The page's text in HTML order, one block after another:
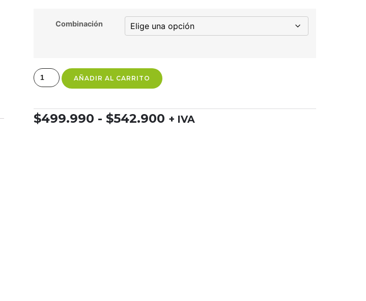
Combinación
AÑADIR AL CARRITO
$499.990 - $542.900 + IVA